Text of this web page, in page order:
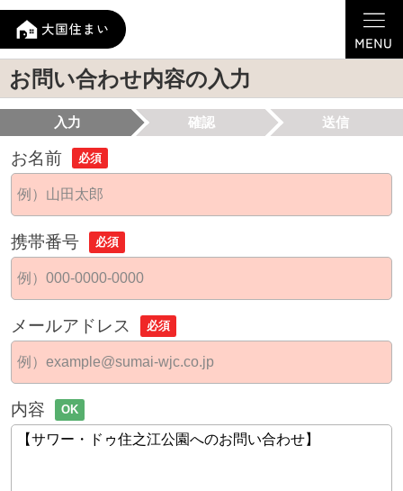
お問い合わせ内容の入力
入力 確認 送信
お名前 必須
携帯番号 必須
メールアドレス 必須
内容 OK